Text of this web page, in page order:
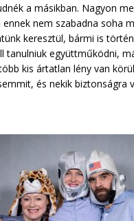
a másikban. Nagyon
nem szabadna soha
keresztül, bármi is
tanulniuk együttműködni,
kis ártatlan lény van
és nekik biztonságra